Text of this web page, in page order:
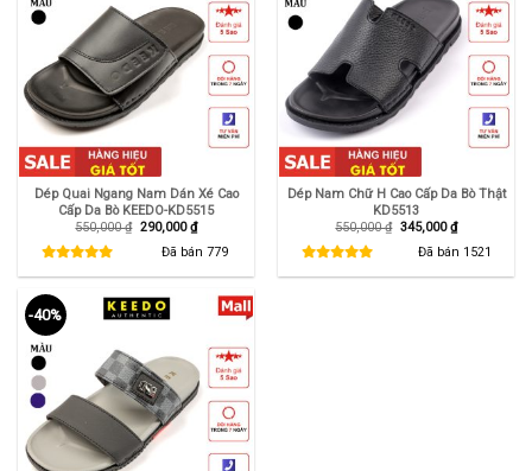
Dép Quai Ngang Nam Dán Xé Cao
Cấp Da Bò KEEDO-KD5515
550,000₫ Giá
550,000 ₫.
290,000₫Giá
hiện
tại
là:
290,000 ₫.
Đã bán 779
Dép Nam Chữ H Cao Cấp Da Bò Thật
KD5513
550,000₫ Giá
550,000 ₫.
345,000₫Giá
hiện
tại
là:
345,000 ₫.
Đã bán 1521
-40%